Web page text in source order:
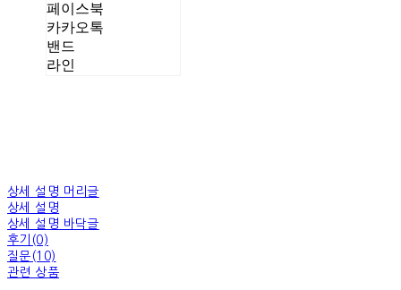
페이스북
카카오톡
밴드
라인
상세 설명 머리글
상세 설명
상세 설명 바닥글
후기(0)
질문(10)
관련 상품